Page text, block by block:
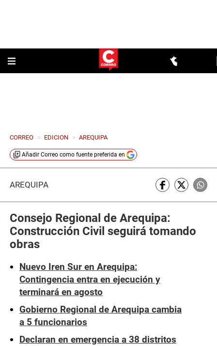
CORREO > EDICION > AREQUIPA
Añadir Correo como fuente preferida en
AREQUIPA
Consejo Regional de Arequipa:
Construcción Civil seguirá tomando
obras
Nuevo Iren Sur en Arequipa:
Contingencia entra en ejecución y
terminará en agosto
Gobierno Regional de Arequipa cambia
a 5 funcionarios
Declaran en emergencia a 38 distritos